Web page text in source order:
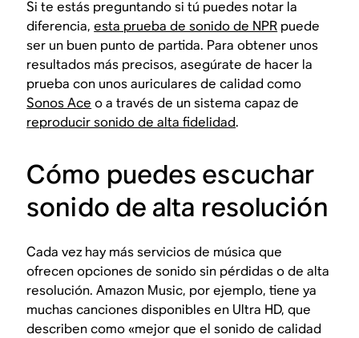
Si te estás preguntando si tú puedes notar la
diferencia,esta prueba de sonido de NPR puede
ser un buen punto de partida. Para obtener unos
resultados más precisos, asegúrate de hacer la
prueba con unos auriculares de calidad como
Sonos Ace o a través de un sistema capaz de
reproducir sonido de alta fidelidad.
Cómo puedes escuchar
sonido de alta resolución
Cada vez hay más servicios de música que
ofrecen opciones de sonido sin pérdidas o de alta
resolución. Amazon Music, por ejemplo, tiene ya
muchas canciones disponibles en Ultra HD, que
describen como «mejor que el sonido de calidad